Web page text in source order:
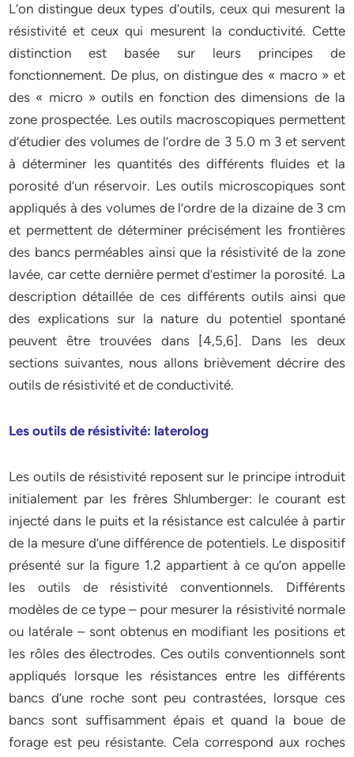
L’on distingue deux types d’outils, ceux qui mesurent la
résistivité et ceux qui mesurent la conductivité. Cette
distinction est basée sur leurs principes de
fonctionnement. De plus, on distingue des « macro » et
des « micro » outils en fonction des dimensions de la
zone prospectée. Les outils macroscopiques permettent
d’étudier des volumes de l’ordre de 3 5.0 m 3 et servent
à déterminer les quantités des différents fluides et la
porosité d’un réservoir. Les outils microscopiques sont
appliqués à des volumes de l’ordre de la dizaine de 3 cm
et permettent de déterminer précisément les frontières
des bancs perméables ainsi que la résistivité de la zone
lavée, car cette dernière permet d’estimer la porosité. La
description détaillée de ces différents outils ainsi que
des explications sur la nature du potentiel spontané
peuvent être trouvées dans [4,5,6]. Dans les deux
sections suivantes, nous allons brièvement décrire des
outils de résistivité et de conductivité.
Les outils de résistivité: laterolog
Les outils de résistivité reposent sur le principe introduit
initialement par les frères Shlumberger: le courant est
injecté dans le puits et la résistance est calculée à partir
de la mesure d’une différence de potentiels. Le dispositif
présenté sur la figure 1.2 appartient à ce qu’on appelle
les outils de résistivité conventionnels. Différents
modèles de ce type – pour mesurer la résistivité normale
ou latérale – sont obtenus en modifiant les positions et
les rôles des électrodes. Ces outils conventionnels sont
appliqués lorsque les résistances entre les différents
bancs d’une roche sont peu contrastées, lorsque ces
bancs sont suffisamment épais et quand la boue de
forage est peu résistante. Cela correspond aux roches